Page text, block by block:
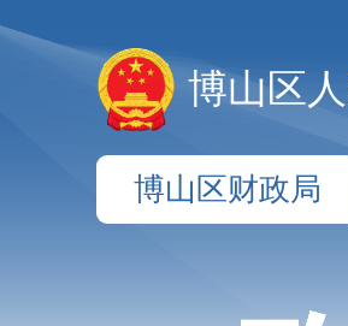
博山区
博山区财政局